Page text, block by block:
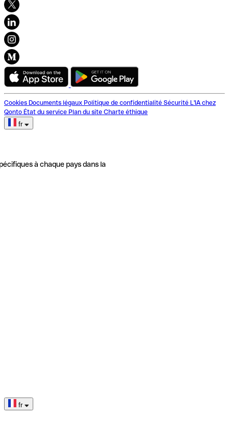
Cookies Documents légaux Politique de confidentialité Sécurité L'IA chez
Qonto État du service Plan du site Charte éthique
fr
à chaque pays dans la
fr